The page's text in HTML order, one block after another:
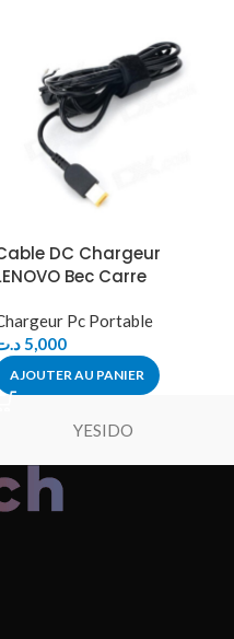
DC Chargeur
Bec Carre
Pc Portable
5,000
AJOUTER AU PANIER
YESIDO